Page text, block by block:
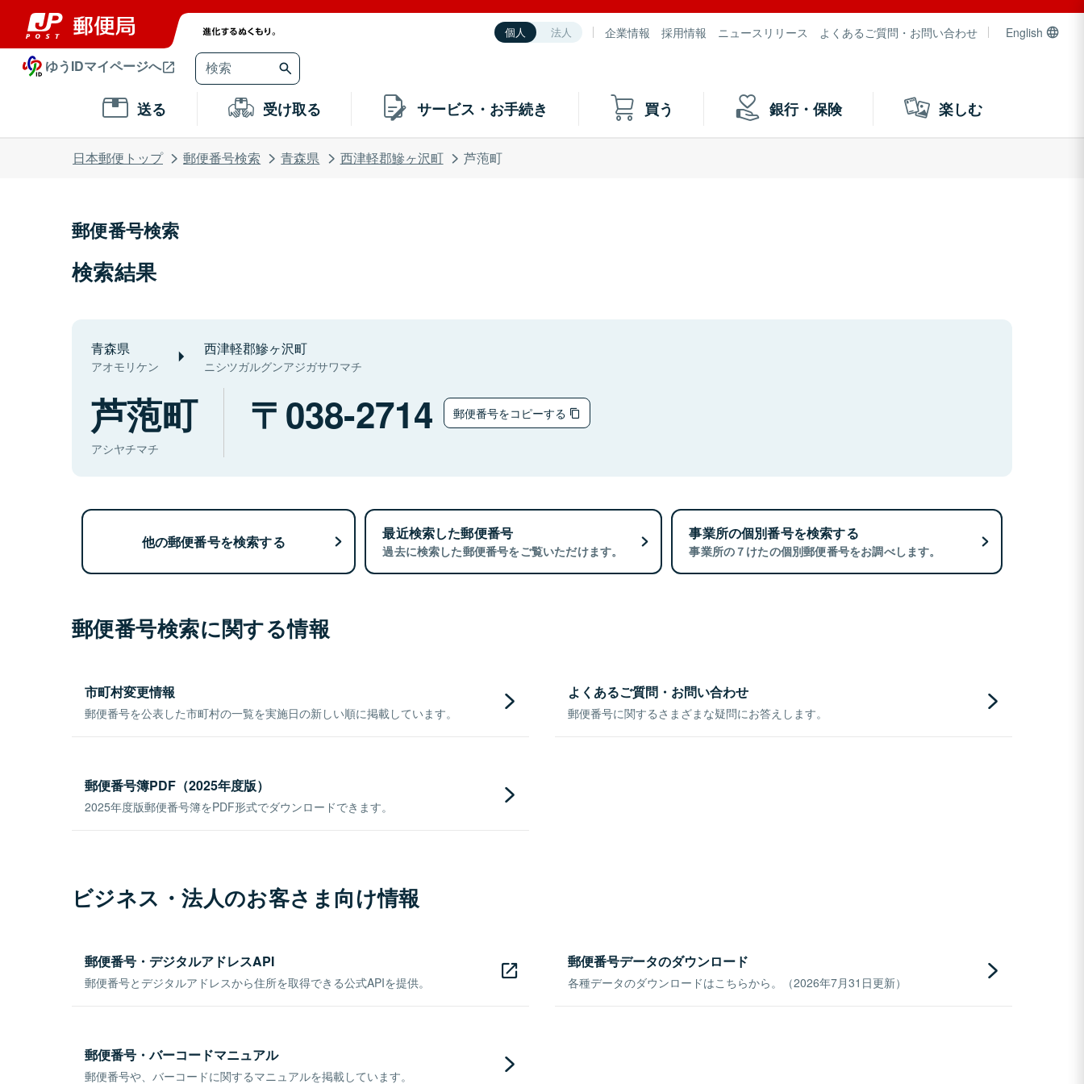
個人 法人 企業情報 採用情報 ニュースリリース よくあるご質問・お問い合わせ English
ゆうIDマイページへ
送る 受け取る サービス・お手続き 買う 銀行・保険 楽しむ
日本郵便トップ 郵便番号検索 青森県 西津軽郡鰺ヶ沢町 芦萢町
郵便番号検索
検索結果
青森県
アオモリケン
西津軽郡鰺ヶ沢町
ニシツガルグンアジガサワマチ
芦萢町
アシヤチマチ
038-2714 郵便番号をコピーする
他の郵便番号を検索する 最近検索した郵便番号
過去に検索した郵便番号をご覧いただけます。
事業所の個別番号を検索する
事業所の７けたの個別郵便番号をお調べします。
郵便番号検索に関する情報
市町村変更情報
郵便番号を公表した市町村の一覧を実施日の新しい順に掲載しています。
よくあるご質問・お問い合わせ
郵便番号に関するさまざまな疑問にお答えします。
郵便番号簿PDF（2025年度版）
2025年度版郵便番号簿をPDF形式でダウンロードできます。
ビジネス・法人のお客さま向け情報
郵便番号・デジタルアドレスAPI
郵便番号とデジタルアドレスから住所を取得できる公式APIを提供。
郵便番号データのダウンロード
各種データのダウンロードはこちらから。（2026年7月31日更新）
郵便番号・バーコードマニュアル
郵便番号や、バーコードに関するマニュアルを掲載しています。